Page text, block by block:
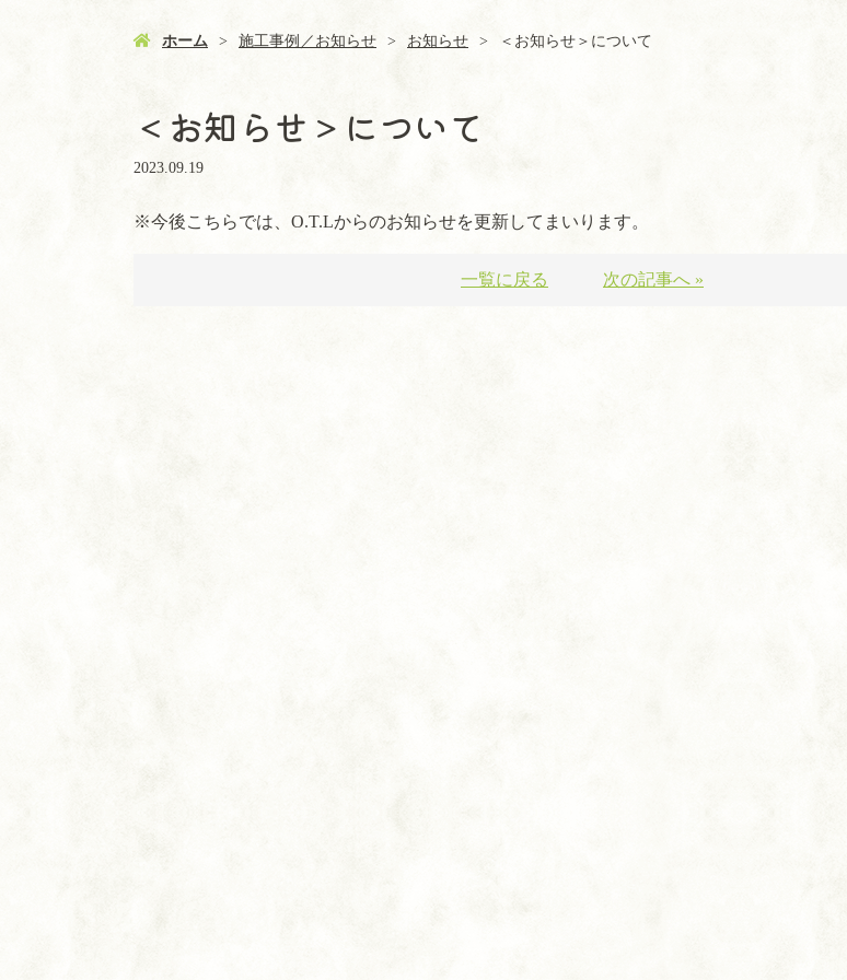
ホーム 施工事例／お知らせ お知らせ ＜お知らせ＞について
＜お知らせ＞について
2023.09.19
※今後こちらでは、O.T.Lからのお知らせを更新してまいります。
一覧に戻る 次の記事へ »